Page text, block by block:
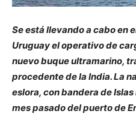
Se está llevando a cabo en
Uruguay el operativo de
nuevo buque ultramarino,
procedente de la India. La
eslora, con bandera de
mes pasado del puerto de